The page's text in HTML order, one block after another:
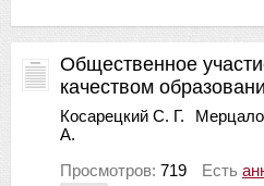
Общественное
качеством
Косарецкий С. Г.
А.
Просмотров: 719 Есть